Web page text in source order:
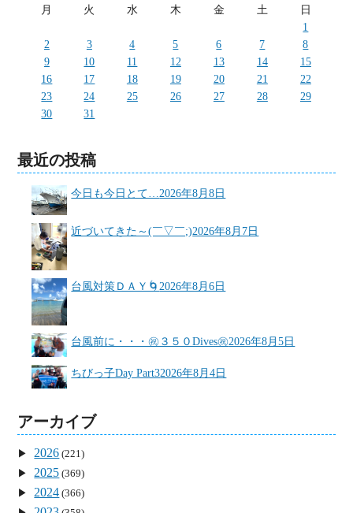
月
火 水 木 金 土
日
1
2
3 4 5 6 7
8
9
10 11 12 13 14
15
16
17 18 19 20 21
22
23
24 25 26 27 28
29
30
31
最近の投稿
今日も今日とて…2026年8月8日
近づいてきた～(￣▽￣;)2026年8月7日
台風対策ＤＡＹ🌀2026年8月6日
台風前に・・・㊗３５０Dives㊗2026年8月5日
ちびっ子Day Part32026年8月4日
アーカイブ
2026 (221)
2025 (369)
2024 (366)